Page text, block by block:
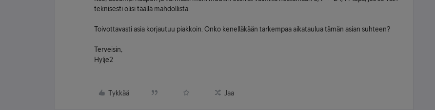
teknisesti olisi täällä mahdollista.
Toivottavasti asia korjautuu piakkoin. Onko kenelläkään tarkempaa aikataulua tämän asian suhteen?
Terveisin,
Hylje2
Tykkää Jaa